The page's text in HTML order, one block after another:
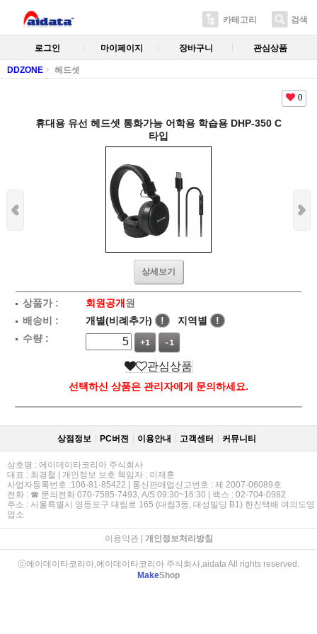
카테고리 검색
로그인 마이페이지 장바구니 관심상품
DDZONE 헤드셋
0
휴대용 유선 헤드셋 통화가능 어학용 학습용 DHP-350 C
타입
상세보기
상품가 : 회원공개 원
배송비 :
개별(비례추가) ! 지역별
!
수량 :
+1 -1
관심상품
선택하신 상품은 관리자에게 문의하세요.
상점정보 PC버젼 이용안내 고객센터 커뮤니티
상호명 : 에이데이타코리아 주식회사
대표 : 최경철 | 개인정보 보호 책임자 : 이재훈
사업자등록번호 :106-81-85422 | 통신판매업신고번호 : 제 2007-06089호
전화 : ☎ 문의전화 070-7585-7493, A/S 09:30~16:30 | 팩스 : 02-704-0982
주소 : 서울특별시 영등포구 대림로 165 (대림3동, 대성빌딩 B1) 한진택배 여의도영
업소
이용약관| 개인정보처리방침
ⓒ에이데이타코리아,에이데이타코리아 주식회사,aidata All rights reserved.
MakeShop